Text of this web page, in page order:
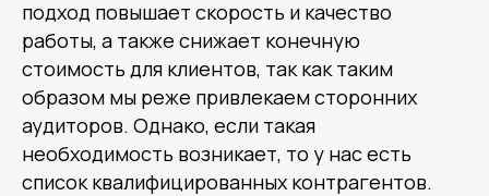
подход повышает скорость и качество
работы, а также снижает конечную
стоимость для клиентов, так как таким
образом мы реже привлекаем сторонних
аудиторов. Однако, если такая
необходимость возникает, то у нас есть
список квалифицированных контрагентов.